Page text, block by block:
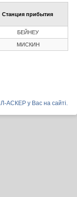
Станция прибытия
БЕЙНЕУ
МИСКИН
АСКЕР у Вас на сайті.